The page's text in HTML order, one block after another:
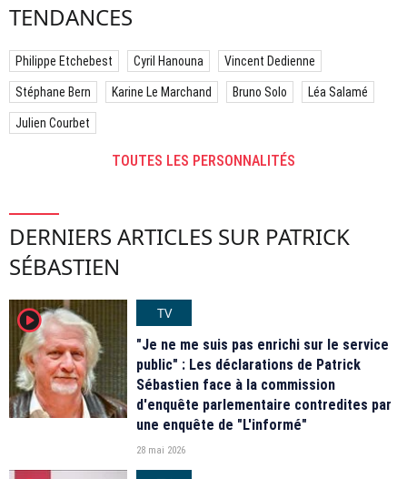
TENDANCES
Philippe Etchebest Cyril Hanouna Vincent Dedienne
Stéphane Bern Karine Le Marchand Bruno Solo Léa Salamé
Julien Courbet
TOUTES LES PERSONNALITÉS
DERNIERS ARTICLES SUR PATRICK
SÉBASTIEN
player2
TV
"Je ne me suis pas enrichi sur le service
public" : Les déclarations de Patrick
Sébastien face à la commission
d'enquête parlementaire contredites par
une enquête de "L'informé"
28 mai 2026